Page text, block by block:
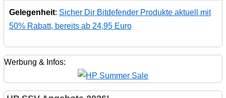
Gelegenheit: Sicher Dir Bitdefender Produkte aktuell mit
50% Rabatt, bereits ab 24,95 Euro
Werbung & Infos: